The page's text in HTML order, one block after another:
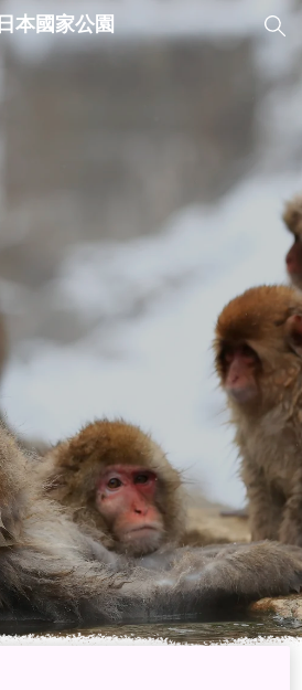
日本國家公園